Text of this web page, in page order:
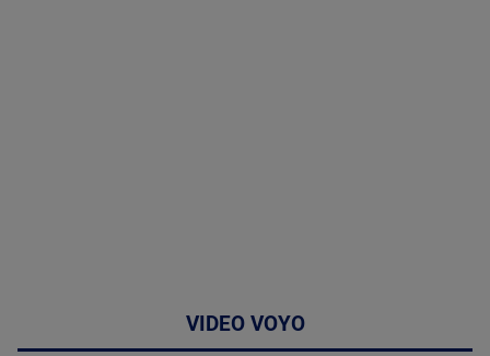
VIDEO VOYO